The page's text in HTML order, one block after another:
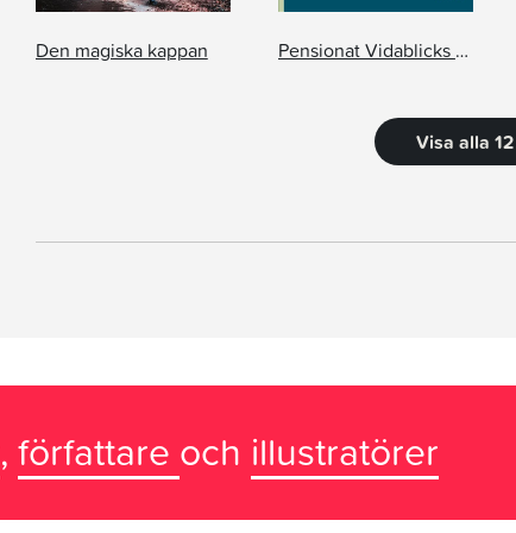
Den magiska kappan Pensionat Vidablicks gåta
Visa alla
,författare och illustratörer